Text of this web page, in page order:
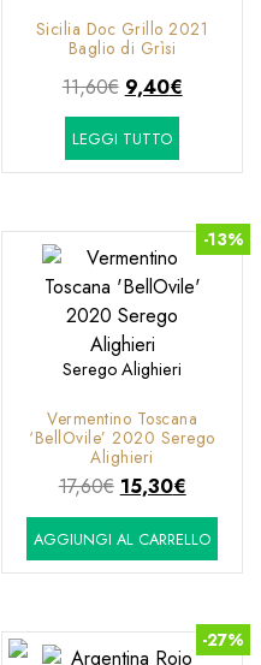
Sicilia Doc Grillo 2021
Baglio di Grìsi
11,60€ Il
prezzo
originale
era:
9,40€Il
è:
LEGGI TUTTO
-13%
Serego Alighieri
Vermentino Toscana
‘BellOvile’ 2020 Serego
Alighieri
17,60€ Il
prezzo
originale
era:
15,30€Il
prezzo
attuale
è:
AGGIUNGI AL CARRELLO
-27%